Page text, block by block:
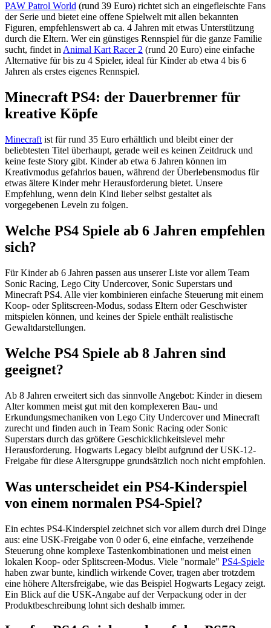
PAW Patrol World (rund 39 Euro) richtet sich an eingefleischte Fans
der Serie und bietet eine offene Spielwelt mit allen bekannten
Figuren, empfehlenswert ab ca. 4 Jahren mit etwas Unterstützung
durch die Eltern. Wer ein günstiges Rennspiel für die ganze Familie
sucht, findet in Animal Kart Racer 2 (rund 20 Euro) eine einfache
Alternative für bis zu 4 Spieler, ideal für Kinder ab etwa 4 bis 6
Jahren als erstes eigenes Rennspiel.
Minecraft PS4: der Dauerbrenner für
kreative Köpfe
Minecraft ist für rund 35 Euro erhältlich und bleibt einer der
beliebtesten Titel überhaupt, gerade weil es keinen Zeitdruck und
keine feste Story gibt. Kinder ab etwa 6 Jahren können im
Kreativmodus gefahrlos bauen, während der Überlebensmodus für
etwas ältere Kinder mehr Herausforderung bietet. Unsere
Empfehlung, wenn dein Kind lieber selbst gestaltet als
vorgegebenen Leveln zu folgen.
Welche PS4 Spiele ab 6 Jahren empfehlen
sich?
Für Kinder ab 6 Jahren passen aus unserer Liste vor allem Team
Sonic Racing, Lego City Undercover, Sonic Superstars und
Minecraft PS4. Alle vier kombinieren einfache Steuerung mit einem
Koop- oder Splitscreen-Modus, sodass Eltern oder Geschwister
mitspielen können, und keines der Spiele enthält realistische
Gewaltdarstellungen.
Welche PS4 Spiele ab 8 Jahren sind
geeignet?
Ab 8 Jahren erweitert sich das sinnvolle Angebot: Kinder in diesem
Alter kommen meist gut mit den komplexeren Bau- und
Erkundungsmechaniken von Lego City Undercover und Minecraft
zurecht und finden auch in Team Sonic Racing oder Sonic
Superstars durch das größere Geschicklichkeitslevel mehr
Herausforderung. Hogwarts Legacy bleibt aufgrund der USK-12-
Freigabe für diese Altersgruppe grundsätzlich noch nicht empfohlen.
Was unterscheidet ein PS4-Kinderspiel
von einem normalen PS4-Spiel?
Ein echtes PS4-Kinderspiel zeichnet sich vor allem durch drei Dinge
aus: eine USK-Freigabe von 0 oder 6, eine einfache, verzeihende
Steuerung ohne komplexe Tastenkombinationen und meist einen
lokalen Koop- oder Splitscreen-Modus. Viele "normale" PS4-Spiele
haben zwar bunte, kindlich wirkende Cover, tragen aber trotzdem
eine höhere Altersfreigabe, wie das Beispiel Hogwarts Legacy zeigt.
Ein Blick auf die USK-Angabe auf der Verpackung oder in der
Produktbeschreibung lohnt sich deshalb immer.